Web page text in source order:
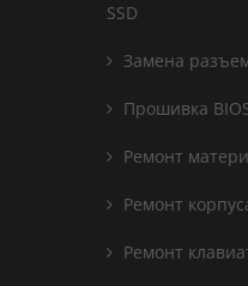
SSD
Замена
Прошивка
Ремонт
Ремонт
Ремонт